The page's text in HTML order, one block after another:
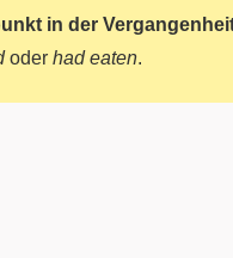
in der
oder had eaten.